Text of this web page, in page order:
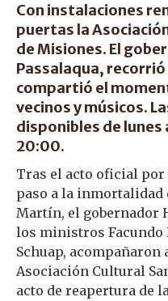
Con instalaciones
puertas la
de Misiones. El
Passalaqua,
compartió el
vecinos y músicos.
disponibles de lunes
20:00.
Tras el acto oficial
paso a la inmortalidad
Martín, el gobernador
los ministros Facundo
Schuap, acompañaron
Asociación Cultural
acto de reapertura de